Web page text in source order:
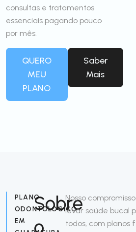
consultas e tratamentos
essenciais pagando pouco
por mês.
QUERO
MEU
PLANO
Saber
Mais
PLANO
ODONTOLÓGICO
EM
Sobre
o
Nosso
levar saúde bucal
todos, com planos